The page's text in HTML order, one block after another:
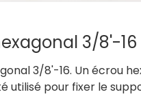
3/8'-16
3/8'-16. Un écrou
utilisé pour fixer le